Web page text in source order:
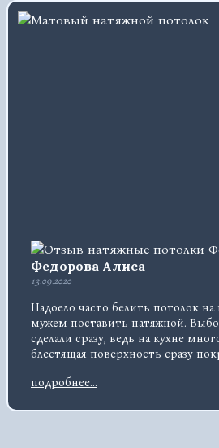
Федорова Алиса
13.09.2020
Надоело часто белить потолок
мужем поставить натяжной.
сделали сразу, ведь на кухне
блестящая поверхность сразу
на нем не остается. Теперь кухня
подробнее...